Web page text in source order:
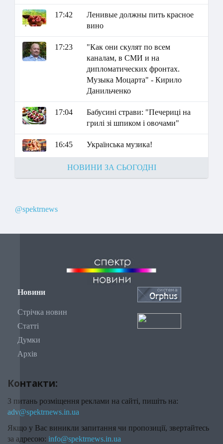
17:42
Ленивые должны пить красное
вино
17:23
"Как они скулят по всем
каналам, в СМИ и на
дипломатических фронтах.
Музыка Моцарта" - Кирило
Данильченко
17:04
Бабусині страви: "Печериці на
грилі зі шпиком і овочами"
16:45 Українська музика!
НОВИНИ ЗА СЬОГОДНІ
@spektrnews
Новини
Стрічка новин
Статті
Думки
Архів
Контакти:
З питань розміщення реклами на сайті, пишіть на:
adv@spektrnews.in.ua
Якщо у Вас виникли запитання чи пропозиції, звертайтесь
за адресою: info@spektrnews.in.ua